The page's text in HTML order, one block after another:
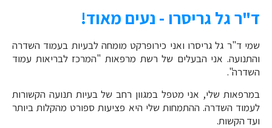
ד"ר גל גריסרו - נעים מאוד!
שמי ד"ר גל גריסרו ואני כירופרקט מומחה לבעיות בעמוד השדרה
והתנועה. אני הבעלים של רשת מרפאות "המרכז לבריאות עמוד
השדרה".
במרפאות שלי, אני מטפל במגוון רחב של בעיות תנועה הקשורות
לעמוד השדרה. ההתמחות שלי היא פציעות ספורט מהקלות ביותר
ועד הקשות.